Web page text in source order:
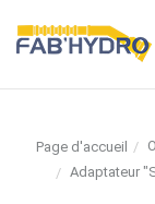
Page d'accueil
Adaptateur